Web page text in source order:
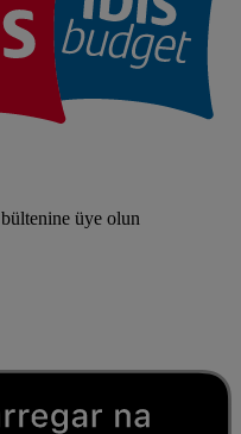
bültenine üye olun